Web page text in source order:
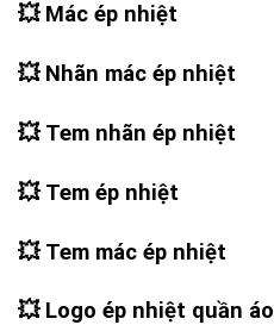
💥 Mác ép nhiệt
💥 Nhãn mác ép nhiệt
💥 Tem nhãn ép nhiệt
💥 Tem ép nhiệt
💥 Tem mác ép nhiệt
💥 Logo ép nhiệt quần áo